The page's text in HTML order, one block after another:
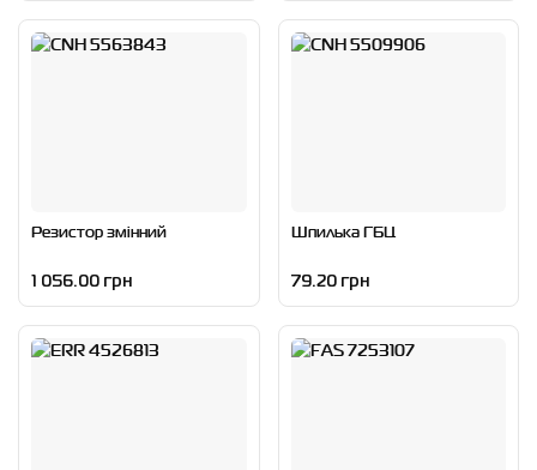
Резистор змінний
1 056.00 грн
Шпилька ГБЦ
79.20 грн